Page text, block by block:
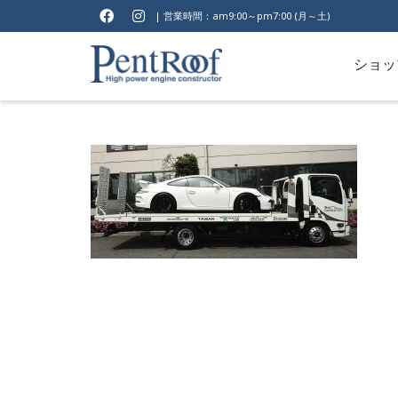
| 営業時間：am9:00～pm7:00 (月～土)
ショ